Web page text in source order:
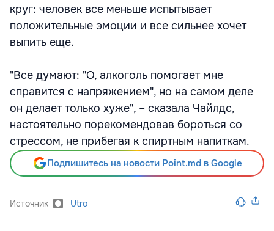
круг: человек все меньше испытывает
положительные эмоции и все сильнее хочет
выпить еще.
"Все думают: "О, алкоголь помогает мне
справится с напряжением", но на самом деле
он делает только хуже", – сказала Чайлдс,
настоятельно порекомендовав бороться со
стрессом, не прибегая к спиртным напиткам.
Подпишитесь на новости Point.md в Google
Источник Utro